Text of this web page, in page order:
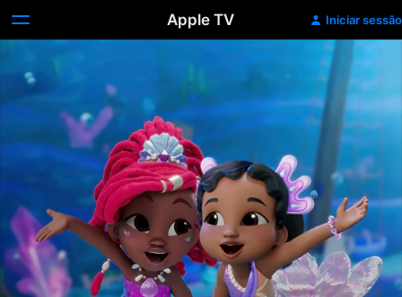
Apple TV Iniciar sessão